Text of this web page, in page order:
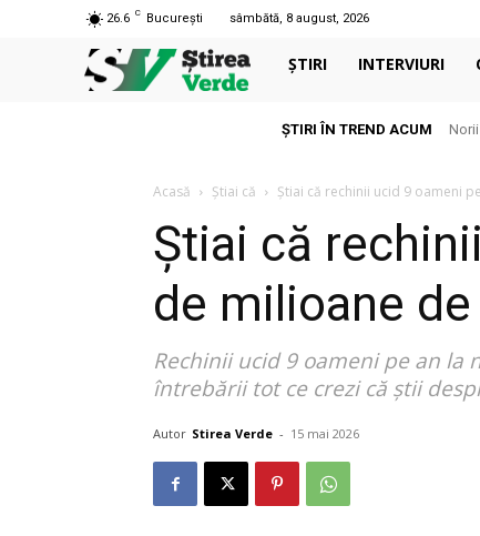
26.6 C București sâmbătă, 8 august, 2026
ȘTIRI INTERVIURI
ȘTIRI ÎN TREND ACUM
Acasă Știai că Știai că rechinii ucid 9 oameni
Știai că
de milioane
Rechinii ucid 9 oameni pe an
întrebării tot ce crezi că știi
Autor Stirea Verde - 15 mai 2026